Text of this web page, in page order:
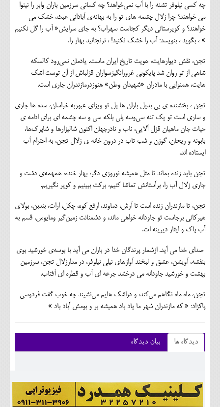
چه کسی نیلوفر تشنه را با آب نمی‌خواهد؟ چه کسانی سرزمین باران وابر را نینوا
می خواهند؟ چرا زلال چشمه های تو را به بهانه‌ی آبادانی عبث، خشک می
خواهند؟ و کویرستانی دیگر کجاست سهراب؟ به جای سرایش« آب را گل نکنیم
» ، بگوید ، بنویسد: آب را خشک نکنید! ، نرنجانید بهار را.
تجن، نقش دیوارهایت، هویت تاریخ ایران ماست. یادمان نمی‌رود کالسکه
شاهی از تو روان شد پایکوبی غرورانگیزسواران قزلباش از آن توست اشک
هایت، همنوایی با مادران «شهیدان وطن» هنوزدرمازندران جاری است.
تجن ، بخشنده ی بی بدیل باران ها پل تو ویزای عبوربه خراسان، سده ها جاری
و ساری است تو یک تنه سی‌وسه پلی بلکه سی و سه چشمه ای برای ادامه ی
حیات جان ماهیان قزل آلایی، ناب و نادرجهان اکنون شالیزارها و شاپرک‌ها،
بابونه و ریحان، گوزن و شب تاب در درون خانه ی زلال تجن، به احترام آب
ایستاده اند.
تجن باید زنده بماند تا مثل همیشه نوروزی دگر، بهار خنده، همهمه‌ی دشت و
جاری زلال آب را، برآستانش تماشا کنیم، برکت ببینیم و کویر نگیریم.
تجن، تا مازندران زنده است تا آرش، دماوند، ارفع کوه، چکل، ارات، بندبن، بولای
هیرکانی برجاست تو جاودانه خواهی ماند، و دشمنانت زمین‌گیر ومایوس. قسم به
آب پاک و ایثار دیرینه ات.
صدای خدا می آید. ازشمار پرندگان خدا در باران می آید با بوسه‌ی خورشید بوی
بنفشه، آویشن، عشق و لبخند آوازهای نیلی نیلوفر، در مدارزلال تجن، سرزمین
بهشت و خورشید جاودانه می درخشد جرعه ای آب و قطره ای آفتاب.
تجن، ماه ماه نگاهم می‌کند، و دراشک هایم می‌نشیند چه خوب گفت فردوسی
پاکزاد: « که مازندران شهر ما یاد باد همیشه بر و بومش آباد باد »
دیدگاه ها بیان دیدگاه